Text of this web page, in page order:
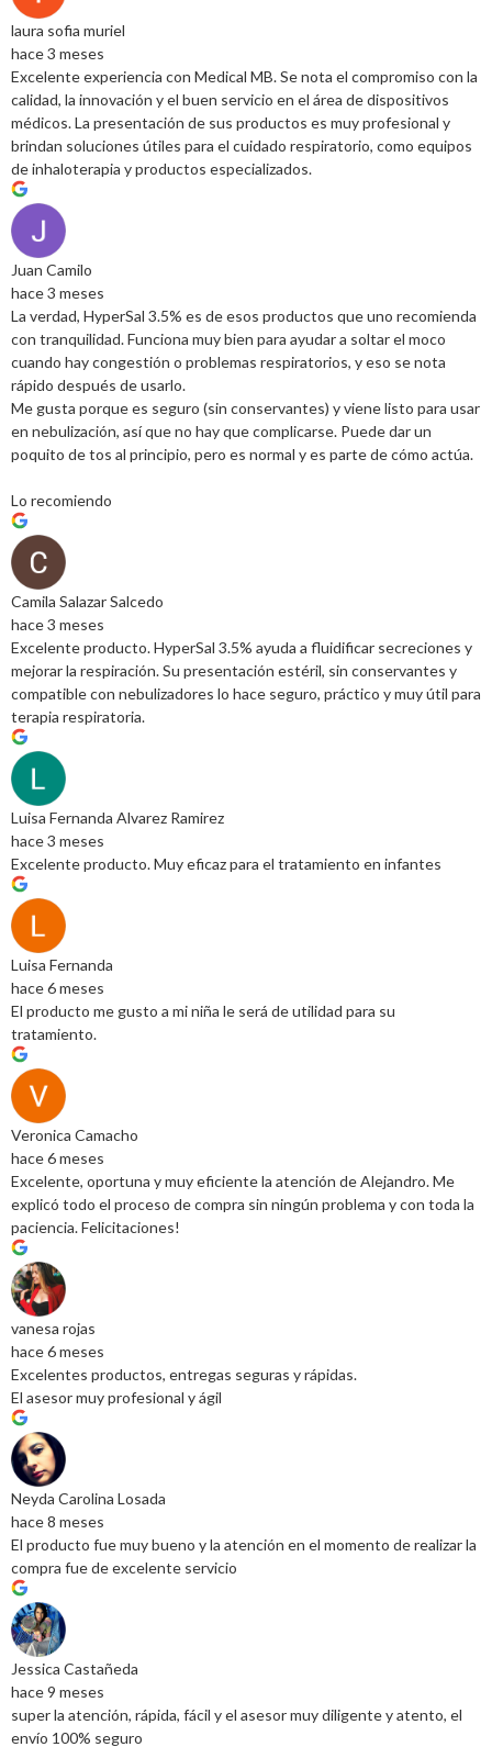
laura sofia muriel
hace 3 meses
Excelente experiencia con Medical MB. Se nota el compromiso con la
calidad, la innovación y el buen servicio en el área de dispositivos
médicos. La presentación de sus productos es muy profesional y
brindan soluciones útiles para el cuidado respiratorio, como equipos
de inhaloterapia y productos especializados.
Juan Camilo
hace 3 meses
La verdad, HyperSal 3.5% es de esos productos que uno recomienda
con tranquilidad. Funciona muy bien para ayudar a soltar el moco
cuando hay congestión o problemas respiratorios, y eso se nota
rápido después de usarlo.
Me gusta porque es seguro (sin conservantes) y viene listo para usar
en nebulización, así que no hay que complicarse. Puede dar un
poquito de tos al principio, pero es normal y es parte de cómo actúa.
Lo recomiendo
Camila Salazar Salcedo
hace 3 meses
Excelente producto. HyperSal 3.5% ayuda a fluidificar secreciones y
mejorar la respiración. Su presentación estéril, sin conservantes y
compatible con nebulizadores lo hace seguro, práctico y muy útil para
terapia respiratoria.
Luisa Fernanda Alvarez Ramirez
hace 3 meses
Excelente producto. Muy eficaz para el tratamiento en infantes
Luisa Fernanda
hace 6 meses
El producto me gusto a mi niña le será de utilidad para su
tratamiento.
Veronica Camacho
hace 6 meses
Excelente, oportuna y muy eficiente la atención de Alejandro. Me
explicó todo el proceso de compra sin ningún problema y con toda la
paciencia. Felicitaciones!
vanesa rojas
hace 6 meses
Excelentes productos, entregas seguras y rápidas.
El asesor muy profesional y ágil
Neyda Carolina Losada
hace 8 meses
El producto fue muy bueno y la atención en el momento de realizar la
compra fue de excelente servicio
Jessica Castañeda
hace 9 meses
super la atención, rápida, fácil y el asesor muy diligente y atento, el
envío 100% seguro